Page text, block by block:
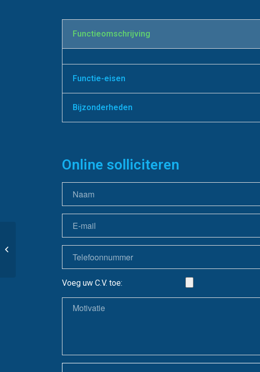
Functie­omschrijving
Functie-eisen
Bijzonderheden
Online solliciteren
Voeg uw C.V. toe: